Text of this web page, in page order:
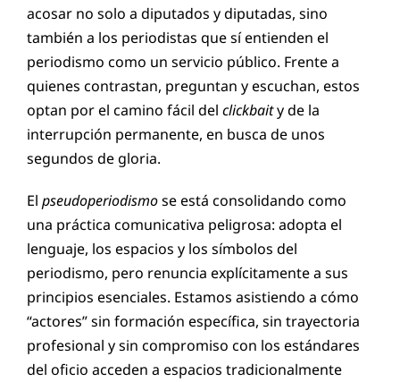
acosar no solo a diputados y diputadas, sino
también a los periodistas que sí entienden el
periodismo como un servicio público. Frente a
quienes contrastan, preguntan y escuchan, estos
optan por el camino fácil del clickbaity de la
interrupción permanente, en busca de unos
segundos de gloria.
El pseudoperiodismose está consolidando como
una práctica comunicativa peligrosa: adopta el
lenguaje, los espacios y los símbolos del
periodismo, pero renuncia explícitamente a sus
principios esenciales. Estamos asistiendo a cómo
“actores” sin formación específica, sin trayectoria
profesional y sin compromiso con los estándares
del oficio acceden a espacios tradicionalmente